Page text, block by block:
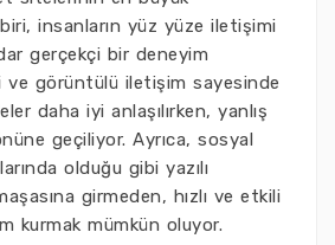
insanların yüz yüze iletişimi
gerçekçi bir deneyim
ve görüntülü iletişim sayesinde
daha iyi anlaşılırken, yanlış
geçiliyor. Ayrıca, sosyal
olduğu gibi yazılı
girmeden, hızlı ve etkili
kurmak mümkün oluyor.